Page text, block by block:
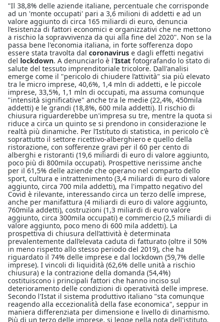
"Il 38,8% delle aziende italiane, percentuale che corrisponde
ad un 'monte occupati' pari a 3,6 milioni di addetti e ad un
valore aggiunto di circa 165 miliardi di euro, denuncia
l’esistenza di fattori economici e organizzativi che ne mettono
a rischio la sopravvivenza da qui alla fine del 2020". Non se la
passa bene l'economia italiana, in forte sofferenza dopo
essere stata travolta dal coronavirus e dagli effetti negativi
del lockdown. A denunciarlo è l'Istat fotografando lo stato di
salute del tessuto imprenditoriale tricolore. Dall'analisi
emerge come il "pericolo di chiudere l’attività" sia più elevato
tra le micro imprese, 40,6%, 1,4 mln di addetti, e le piccole
imprese, 33,5%, 1,1 mln di occupati, ma assuma comunque
"intensità significative" anche tra le medie (22,4%, 450mila
addetti) e le grandi (18,8%, 600 mila addetti). Il rischio di
chiusura riguarderebbe un'impresa su tre, mentre la quota si
riduce a circa un quinto se si prendono in considerazione le
realtà più dinamiche. Per l’Istituto di statistica, in pericolo c'è
soprattutto il settore ricettivo-alberghiero e quello della
ristorazione, con sofferenze gravi per il 60 per cento di
alberghi e ristoranti (19,6 miliardi di euro di valore aggiunto,
poco più di 800mila occupati). Prospettive nerissime anche
per il 61,5% delle aziende che operano nel comparto dello
sport, cultura e intrattenimento (3,4 miliardi di euro di valore
aggiunto, circa 700 mila addetti), ma l'impatto negativo del
Covid è rilevante, interessando circa un terzo delle imprese,
anche per manifattura (4 miliardi di euro di valore aggiunto,
760mila addetti), costruzioni (1,3 miliardi di euro valore
aggiunto, circa 300mila occupati) e commercio (2,5 miliardi di
valore aggiunto, poco meno di 600 mila addetti). La
prospettiva di chiusura dell’attività è determinata
prevalentemente dall’elevata caduta di fatturato (oltre il 50%
in meno rispetto allo stesso periodo del 2019), che ha
riguardato il 74% delle imprese e dal lockdown (59,7% delle
imprese). I vincoli di liquidità (62,6% delle unità a rischio
chiusura) e la contrazione della domanda (54,4%)
costituiscono i principali fattori che hanno inciso sul
deterioramento delle condizioni di operatività delle imprese.
Secondo l'Istat il sistema produttivo italiano "sta comunque
reagendo alla eccezionalità della fase economica", seppur in
maniera differenziata per dimensione e livello di dinamismo.
Più di un terzo delle imprese, si legge nella nota dell'istituto,